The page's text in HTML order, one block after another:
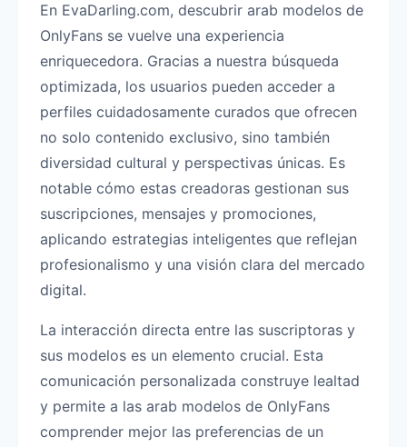
En EvaDarling.com, descubrir arab modelos de
OnlyFans se vuelve una experiencia
enriquecedora. Gracias a nuestra búsqueda
optimizada, los usuarios pueden acceder a
perfiles cuidadosamente curados que ofrecen
no solo contenido exclusivo, sino también
diversidad cultural y perspectivas únicas. Es
notable cómo estas creadoras gestionan sus
suscripciones, mensajes y promociones,
aplicando estrategias inteligentes que reflejan
profesionalismo y una visión clara del mercado
digital.
La interacción directa entre las suscriptoras y
sus modelos es un elemento crucial. Esta
comunicación personalizada construye lealtad
y permite a las arab modelos de OnlyFans
comprender mejor las preferencias de un